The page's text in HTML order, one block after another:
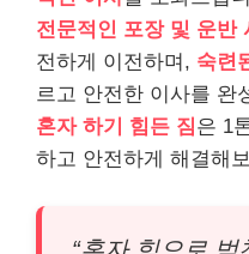
전문적인 포장 및 운반
전하게 이전하며, 숙련
르고 안전한 이사를 완
혼자 하기 힘든 짐은 1
하고 안전하게 해결해